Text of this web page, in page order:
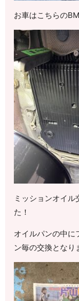
お車はこちらの
ミッションオイ
た！
オイルパンの中に
ン毎の交換となり